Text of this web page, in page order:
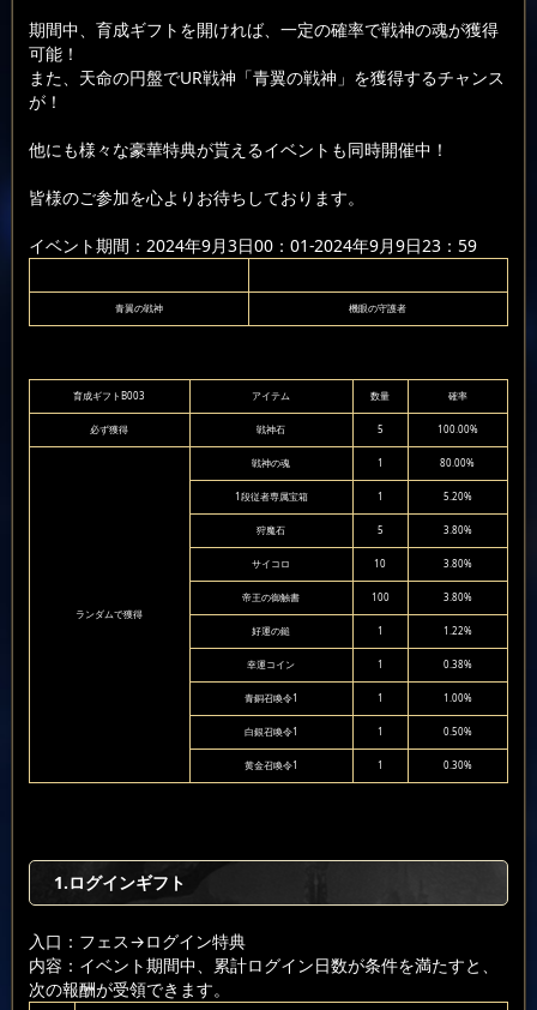
期間中、育成ギフトを開ければ、一定の確率で戦神の魂が獲得
可能！
また、天命の円盤でUR戦神「青翼の戦神」を獲得するチャンス
が！
他にも様々な豪華特典が貰えるイベントも同時開催中！
皆様のご参加を心よりお待ちしております。
イベント期間：2024年9月3日00：01-2024年9月9日23：59
青翼の戦神 機眼の守護者
育成ギフトB003 アイテム 数量 確率
必ず獲得 戦神石 5 100.00%
ランダムで獲得
戦神の魂 1 80.00%
1段従者専属宝箱 1 5.20%
狩魔石 5 3.80%
サイコロ 10 3.80%
帝王の御触書 100 3.80%
好運の鎚 1 1.22%
幸運コイン 1 0.38%
青銅召喚令1 1 1.00%
白銀召喚令1 1 0.50%
黄金召喚令1 1 0.30%
1.ログインギフト
入口：フェス→ログイン特典
内容：イベント期間中、累計ログイン日数が条件を満たすと、
次の報酬が受領できます。